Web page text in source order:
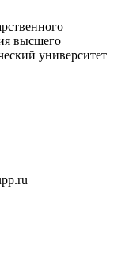
высшего
университет